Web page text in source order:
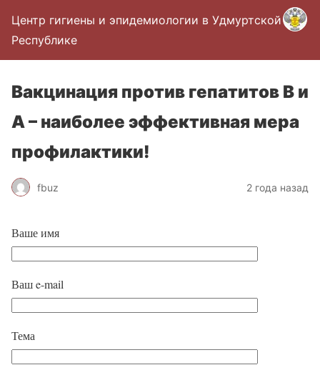
Центр гигиены и эпидемиологии в Удмуртской
Республике
Вакцинация против гепатитов B и
А – наиболее эффективная мера
профилактики!
fbuz 2 года назад
Ваше имя
Ваш e-mail
Тема